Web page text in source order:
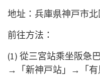
地址：兵庫県神戸市
前往方法：
(1) 從三宮站乘坐阪急
→「新神戸站」→「有